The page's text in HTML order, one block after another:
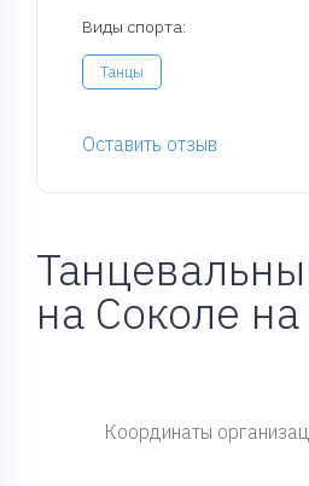
Виды спорта:
Танцы
Оставить отзыв
на Соколе на
Координаты